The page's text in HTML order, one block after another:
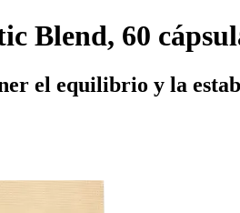
Blend, 60
el equilibrio y la